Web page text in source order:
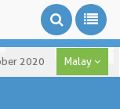
2020 Malay